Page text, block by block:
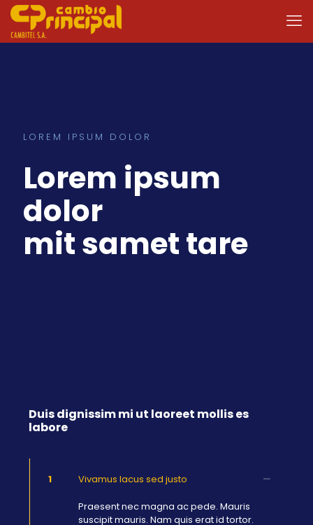
LOREM IPSUM DOLOR
Lorem ipsum
dolor
mit samet tare
Duis dignissim mi ut laoreet mollis es
labore
1 Vivamus lacus sed justo
Praesent nec magna ac pede. Mauris
suscipit mauris. Nam quis erat id tortor.